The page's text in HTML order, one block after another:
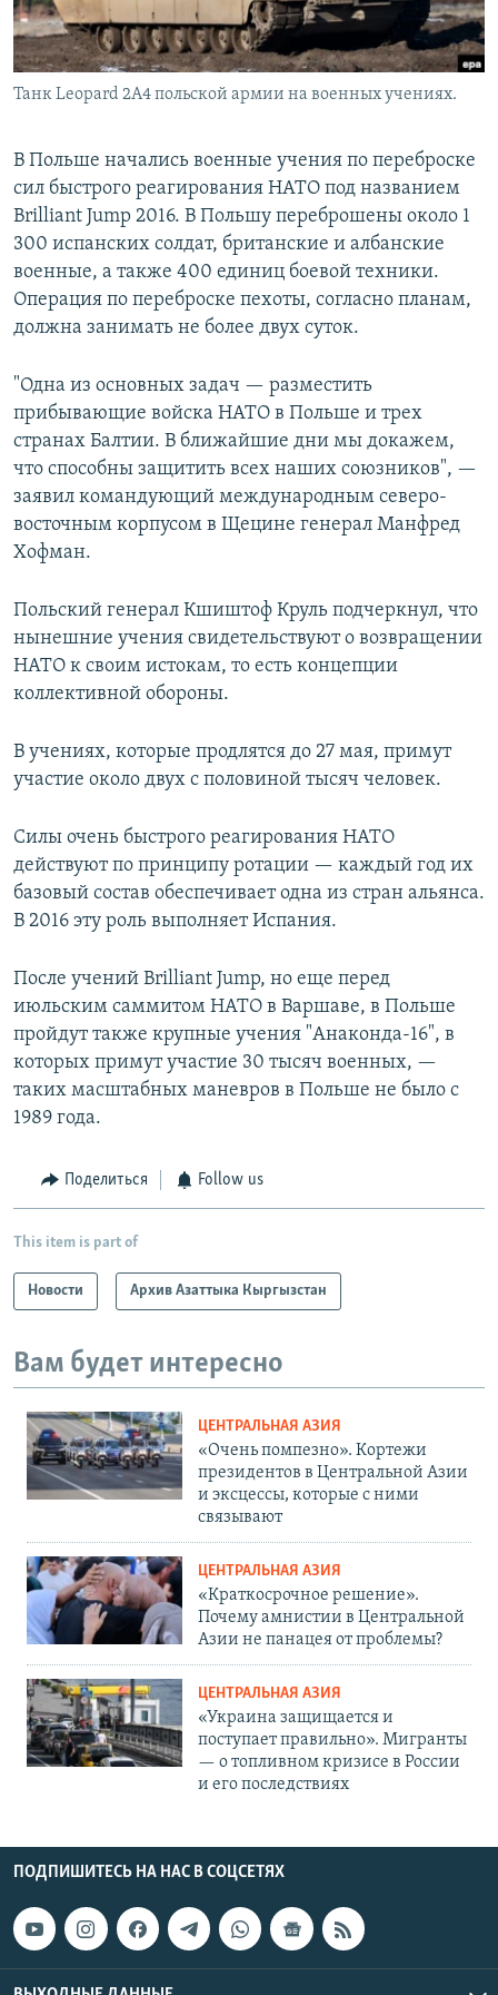
Танк Leopard 2A4 польской армии на военных учениях.
В Польше начались военные учения по переброске
сил быстрого реагирования НАТО под названием
Brilliant Jump 2016. В Польшу переброшены около 1
300 испанских солдат, британские и албанские
военные, а также 400 единиц боевой техники.
Операция по переброске пехоты, согласно планам,
должна занимать не более двух суток.
"Одна из основных задач — разместить
прибывающие войска НАТО в Польше и трех
странах Балтии. В ближайшие дни мы докажем,
что способны защитить всех наших союзников", —
заявил командующий международным северо-
восточным корпусом в Щецине генерал Манфред
Хофман.
Польский генерал Кшиштоф Круль подчеркнул, что
нынешние учения свидетельствуют о возвращении
НАТО к своим истокам, то есть концепции
коллективной обороны.
В учениях, которые продлятся до 27 мая, примут
участие около двух с половиной тысяч человек.
Силы очень быстрого реагирования НАТО
действуют по принципу ротации — каждый год их
базовый состав обеспечивает одна из стран альянса.
В 2016 эту роль выполняет Испания.
После учений Brilliant Jump, но еще перед
июльским саммитом НАТО в Варшаве, в Польше
пройдут также крупные учения "Анаконда-16", в
которых примут участие 30 тысяч военных, —
таких масштабных маневров в Польше не было с
1989 года.
Поделиться Follow us
This item is part of
Новости Архив Азаттыка Кыргызстан
Вам будет интересно
ЦЕНТРАЛЬНАЯ АЗИЯ
«Очень помпезно». Кортежи
президентов в Центральной Азии
и эксцессы, которые с ними
связывают
ЦЕНТРАЛЬНАЯ АЗИЯ
«Краткосрочное решение».
Почему амнистии в Центральной
Азии не панацея от проблемы?
ЦЕНТРАЛЬНАЯ АЗИЯ
«Украина защищается и
поступает правильно». Мигранты
— о топливном кризисе в России
и его последствиях
ПОДПИШИТЕСЬ НА НАС В СОЦСЕТЯХ